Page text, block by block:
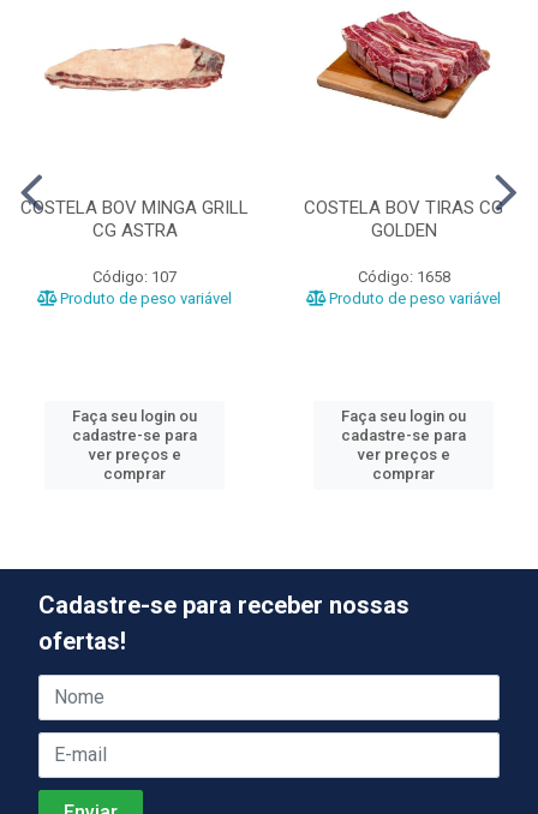
COSTELA BOV MINGA GRILL
CG ASTRA
Código: 107
Produto de peso variável
Faça seu login ou
cadastre-se para
ver preços e
comprar
COSTELA BOV TIRAS CG
GOLDEN
Código: 1658
Produto de peso variável
Faça seu login ou
cadastre-se para
ver preços e
comprar
Cadastre-se para receber nossas
ofertas!